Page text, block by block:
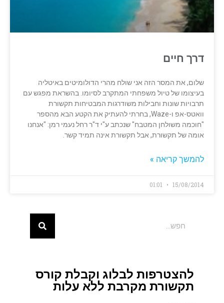
דרך חיים
שלום, את המסר הזה אני שולח מהרי הדולומיטים באיטליה
בעיצומו של טיול משפחתי המתקרב לסיומו. בהשראת מפגש עם
תרבויות שונות וחבילות משודרגות המבטיחות תקשורת
וואטס-אפ ו-Waze, בחרתי להעתיק את הקטע הבא מהספר
"חוכמה משולחן המטבח" שנכתב ע"י ד"ר רחל נעמי רמן: "אנחנו
אומה של תקשורת, אבל תקשורת אינה תמיד קשר.
להמשך קריאה »
15/08/2014
להצטרפות לבלוג וקבלת קורס
תקשורת מקרבת ללא עלות